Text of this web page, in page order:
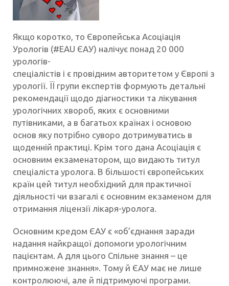
Якщо коротко, то Європейська Асоціація
Урологів (#EAU ЄАУ) налічує понад 20 000
урологів-
спеціалістів і є провідним авторитетом у Європі з
урології. ЇЇ групи експертів формують детальні
рекомендації щодо діагностики та лікування
урологічних хвороб, яких є основними
путівниками, а в багатьох країнах і основою
основ яку потрібно суворо дотримуватись в
щоденній практиці. Крім того дана Асоціація є
основним екзаменатором, що видають титул
спеціаліста уролога. В більшості європейських
країн цей титул необхідний для практичної
діяльності чи взагалі є основним екзаменом для
отримання ліцензії лікаря-уролога.
Основним кредом ЄАУ є «об’єднання заради
надання найкращої допомоги урологічним
пацієнтам. А для цього Спільне знання – це
примножене знання». Тому й ЄАУ має не лише
контролюючі, але й підтримуючі програми.